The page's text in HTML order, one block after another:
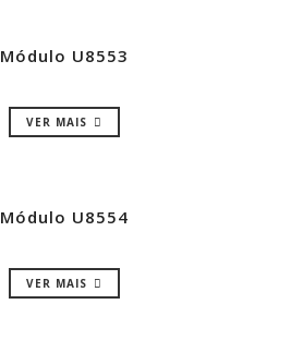
Módulo U8553
VER MAIS
Módulo U8554
VER MAIS